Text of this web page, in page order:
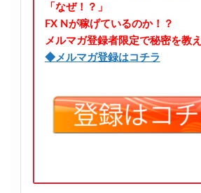
「なぜ！？」
FX Nが稼げているのか！？
メルマガ登録者限定で秘密を教
◆メルマガ登録はコチラ